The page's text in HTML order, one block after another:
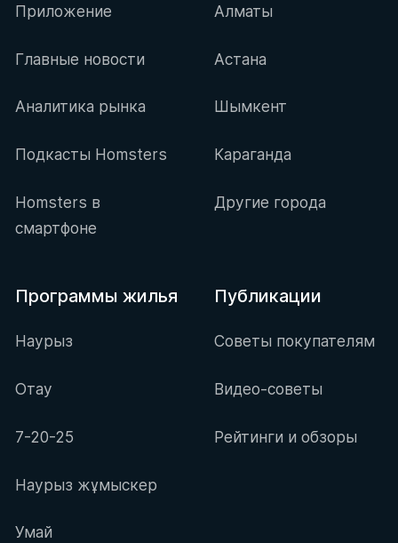
Приложение
Главные новости
Аналитика рынка
Подкасты Homsters
Homsters в
смартфоне
Алматы
Астана
Шымкент
Караганда
Другие города
Программы жилья
Наурыз
Отау
7-20-25
Наурыз жұмыскер
Умай
Публикации
Советы покупателям
Видео-советы
Рейтинги и обзоры